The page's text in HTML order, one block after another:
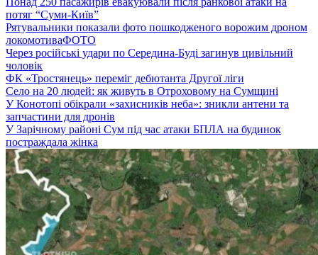
потяг “Суми-Київ”
Рятувальники показали фото пошкодженого ворожим дроном
локомотиваФОТО
Через російські удари по Середина-Буді загинув цивільний
чоловік
ФК «Тростянець» переміг дебютанта Другої ліги
Село на 20 людей: як живуть в Отроховому на Сумщині
У Конотопі обікрали «захисників неба»: зникли антени та
запчастини для дронів
У Зарічному районі Сум під час атаки БПЛА на будинок
постраждала жінка